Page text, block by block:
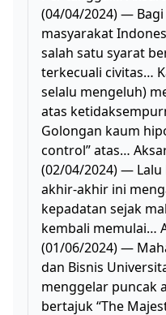
(04/04/2024) —
masyarakat
salah satu syarat
terkecuali civitas…
selalu mengeluh)
atas
Golongan kaum
control” atas…
(02/04/2024) — Lalu
akhir-akhir ini
kepadatan sejak
kembali memulai…
(01/06/2024) —
dan Bisnis
menggelar puncak
bertajuk “The